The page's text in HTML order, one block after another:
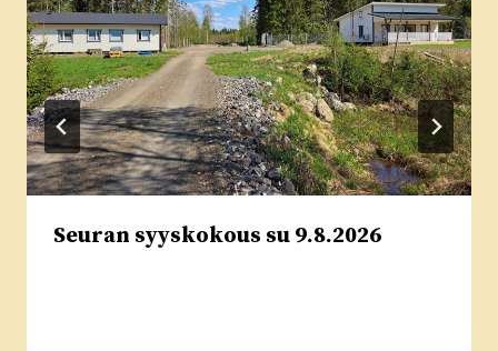
Seuran syyskokous su 9.8.2026